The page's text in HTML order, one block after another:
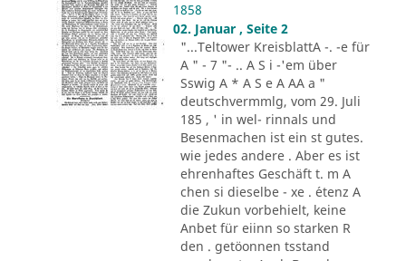
1858
02. Januar , Seite 2
"...Teltower KreisblattA -. -e für
A " - 7 "- .. A S i -'em über
Sswig A * A S e A AA a "
deutschvermmlg, vom 29. Juli
185 , ' in wel- rinnals und
Besenmachen ist ein st gutes.
wie jedes andere . Aber es ist
ehrenhaftes Geschäft t. m A
chen si dieselbe - xe . ´etenz A
die Zukun vorbehielt, keine
Anbet für eiinn so starken R
den . getöonnen tsstand